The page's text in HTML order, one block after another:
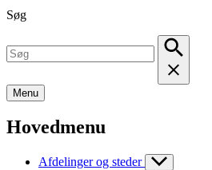
Søg
Menu
Hovedmenu
Afdelinger og steder